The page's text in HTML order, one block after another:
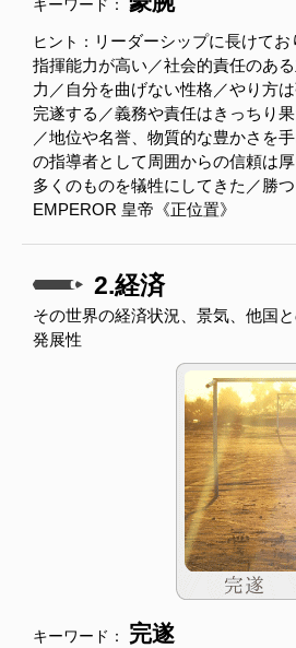
キーワード：
ヒント： リーダーシップに長けて
指揮能力が高い／社会的責任のあ
力／自分を曲げない性格／やり方
完遂する／義務や責任はきっちり
／地位や名誉、物質的な豊かさを
の指導者として周囲からの信頼は
多くのものを犠牲にしてきた／勝
EMPEROR 皇帝《正位置》
2.経済
その世界の経済状況、景気、他国
発展性
キーワード： 完遂